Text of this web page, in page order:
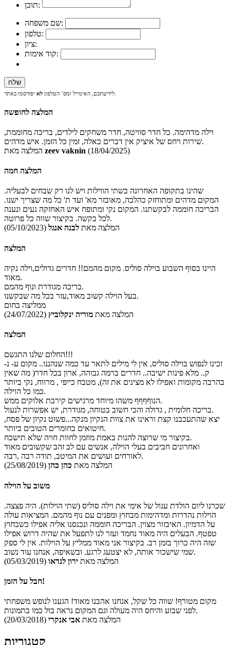
תוכן:
שם משפחה:
טלפון:
ציון:
קוד אימות:
לידיעתכם, האימייל ומס´ הטלפון לא
המלצה לחופשה
וילה מדהימה. כל חדר סוויטה, חדר משחקים לילדים, בריכה מחוממת,
שירות ויחס של איציק אין דברים כאלה, זמין כל הזמן. איש מדהים.
zeev vaknin (18/04/2025)
המלצה חמה
שהינו בתקופה האחרונה בשתי הווילות ויש לנו רק שבחים לבעליה.
המקום מדהים ומתוחזק כהלכה, מאובזר מא' ועד ת' כל מה שצריך ישנו.
הבריכה חוממה לבקשתנו. המקום נקי ומתופח איש האחזקה נעים ונענה
לכל בקשה. בקיצור שווה כל פרוטה.
המלצה מאת לבנה אנגל (05/10/2023)
המלצה
היינו בסוף השבוע בוילה סוליס. מקום מהמם!! חדרים גדולים,וילה נקיה
מאוד.
בריכה מגודרת ונוף מהמם.
בעל הוילה קשוב מאוד,עזר בכל מה שבקשנו.
ממליצה בחום
המלצה מאת מוריה ינקלוביץ (24/07/2022)
המלצה
החלום שלנו התגשם!!!
זכינו לנפוש בוילה סוליס, אין לי מילים לתאר עד כמה שנהננו.. מקום ע- נ-
ק.. מלא פינות ישיבה.. חדרים ברמה גבוהה, ארון בכל חדר( מה שאין
בהרבה מקומות ואפילו לא מצינים את זה), מטבח כייפי , מרווח, נקי ביותר
כמו כל הוילה.
הנוףףףף משהו מיוחד מרגישים קירבת אלוקים ממש.
בריכה חלומית , גדולה והכי חשוב בטוחה, מגודרת, יש אפשרות לנעול.
יצא שהתעכבנו קצת וראינו את צוות הנקיון מנקה...פשוט נקיון של פסח,
חיטואים בחומרים הטובים ביותר.
בקיצור מי שרוצה להנות באמת מוזמן לחוות חויה שלא תישכח.
ואחרונים חביבים בעלי הוילה, אנשים עם לב זהב שקשובים מאוד
לאורחים ועושים את המיטב, תודה רבה ,רבה.
המלצה מאת כהן כהן (25/08/2019)
משוב על הוילה
שכרנו ליום הולדת עגול של אימי את וילה סוליס (שתי הוילות). היה פצצה.
הוילות נהדרות ומדהימות מבחוץ ומפנים עם נוף מהמם. המציאות עולה
על הדמיון. האיבזור מצוין. הבריכה חוממה ונכנסנו אליה אפילו כשבחוץ
טפטף. הבעלים היה מאוד נחמד ועזר לנו לתפעל את שהיה דרוש אפילו
שזה היה כרוך בזמן רב. בקיצור אני מאוד ממליץ על הוילות. אין לי ספק
שמי שישכור אותה, לא יצטעג לרגע. ובשאיפה, אנחנו עוד נשוב.
המלצה מאת ירון לנדאו (05/03/2019)
חבל על הזמן!
מקום מטורף! שווה כל שקל, אנחנו אהבנו מאוד! הגענו לנופש משפחתי
לפני שבוע והיחס היה מעולה וגם המקום נראה בול כמו בתמונות.
המלצה מאת אבי אנקרי (20/03/2018)
קטגוריות